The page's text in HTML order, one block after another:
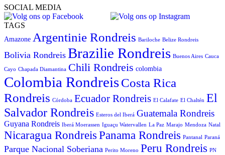
SOCIAL MEDIA
TAGS
Amazone Argentinie Rondreis Bariloche Belize Rondreis
Bolivia Rondreis Brazilie Rondreis Buenos Aires Cauca
Cayo Chapada Diamantina Chili Rondreis colombia
Colombia RondreisCosta Rica
Rondreis Córdoba Ecuador Rondreis El Calafate El Chaltén El
Salvador Rondreis Esteros del Iberá Guatemala Rondreis
Guyana Rondreis Iberá Moerassen Iguaçu Watervallen La Paz Marajo Mendoza Natal
Nicaragua Rondreis Panama Rondreis Pantanal Paraná
Parque Nacional Soberiana Perito Moreno Peru Rondreis PN